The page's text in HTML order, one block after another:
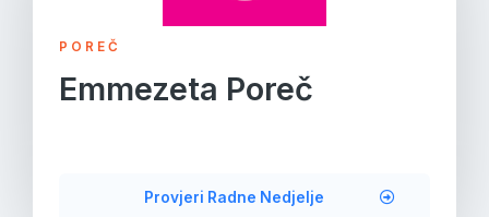
POREČ
Emmezeta Poreč
Provjeri Radne Nedjelje